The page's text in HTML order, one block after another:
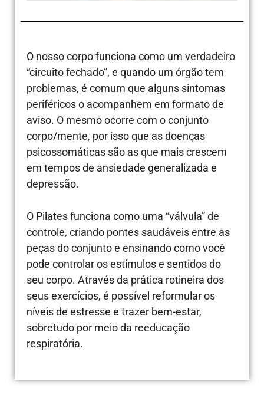
O nosso corpo funciona como um verdadeiro
“circuito fechado”, e quando um órgão tem
problemas, é comum que alguns sintomas
periféricos o acompanhem em formato de
aviso. O mesmo ocorre com o conjunto
corpo/mente, por isso que as doenças
psicossomáticas são as que mais crescem
em tempos de ansiedade generalizada e
depressão.
O Pilates funciona como uma “válvula” de
controle, criando pontes saudáveis entre as
peças do conjunto e ensinando como você
pode controlar os estímulos e sentidos do
seu corpo. Através da prática rotineira dos
seus exercícios, é possível reformular os
níveis de estresse e trazer bem-estar,
sobretudo por meio da reeducação
respiratória.